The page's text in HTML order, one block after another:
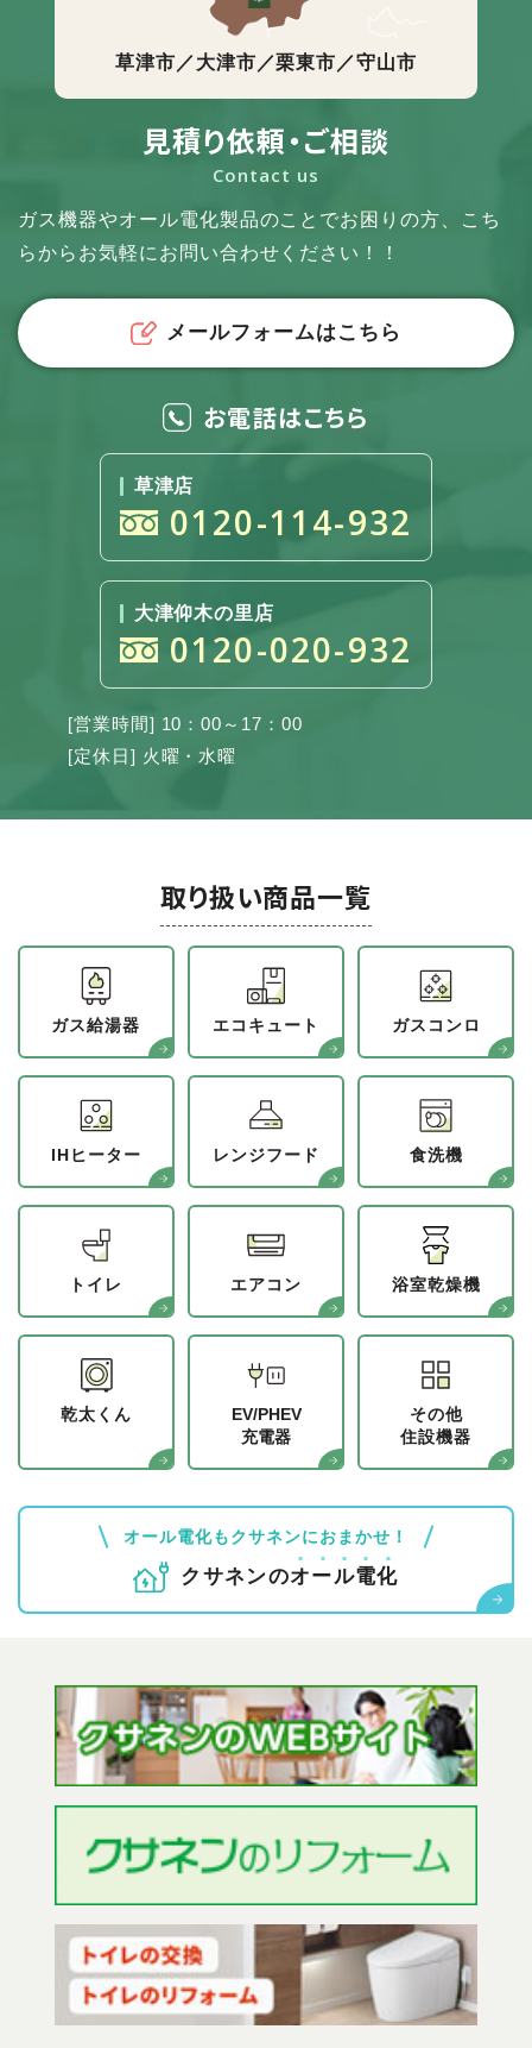
草津市／大津市／栗東市／守山市
見積り依頼・ご相談
Contact us
ガス機器やオール電化製品のことでお困りの方、
こち
らからお気軽にお問い合わせください！！
メールフォームはこちら
お電話はこちら
草津店
0120-114-932
大津仰木の里店
0120-020-932
[営業時間] 10：00～17：00
[定休日] 火曜・水曜
取り扱い商品一覧
ガス給湯器 エコキュート ガスコンロ
IHヒーター レンジフード 食洗機
トイレ エアコン 浴室乾燥機
乾太くん
EV/PHEV
充電器
その他
住設機器
オール電化もクサネンにおまかせ！
クサネンのオール電化